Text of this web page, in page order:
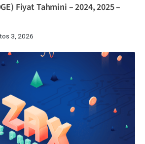
Fiyat Tahmini – 2024, 2025 –
3, 2026